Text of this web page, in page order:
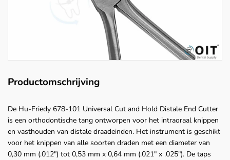
Productomschrijving
De Hu-Friedy 678-101 Universal Cut and Hold Distale End Cutter
is een orthodontische tang ontworpen voor het intraoraal knippen
en vasthouden van distale draadeinden. Het instrument is geschikt
voor het knippen van alle soorten draden met een diameter van
0,30 mm (.012") tot 0,53 mm x 0,64 mm (.021" x .025"). De taps